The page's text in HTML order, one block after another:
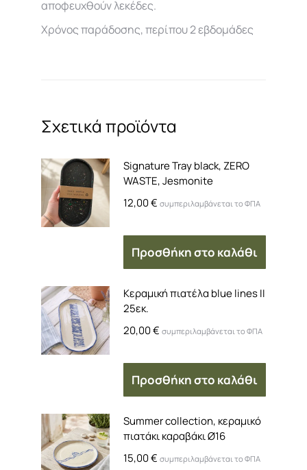
αποφευχθούν λεκέδες.
Χρόνος παράδοσης, περίπου 2 εβδομάδες
Σχετικά προϊόντα
Signature Tray black, ZERO
WASTE, Jesmonite
12,00€ συμπεριλαμβάνεται το ΦΠΑ
Προσθήκη στο καλάθι
Kεραμική πιατέλα blue lines ΙΙ
25εκ.
20,00€ συμπεριλαμβάνεται το ΦΠΑ
Προσθήκη στο καλάθι
Summer collection, κεραμικό
πιατάκι καραβάκι Ø16
15,00€ συμπεριλαμβάνεται το ΦΠΑ